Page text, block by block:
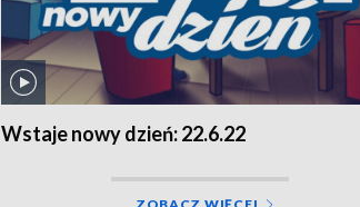
Wstaje nowy dzień: 22.6.22